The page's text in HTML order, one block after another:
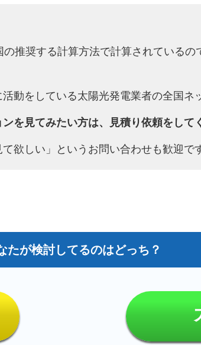
推奨する計算方法で計算されている
動をしている太陽光発電業者の全国ネ
を見てみたい方は、見積り依頼をして
欲しい」というお問い合わせも歓迎で